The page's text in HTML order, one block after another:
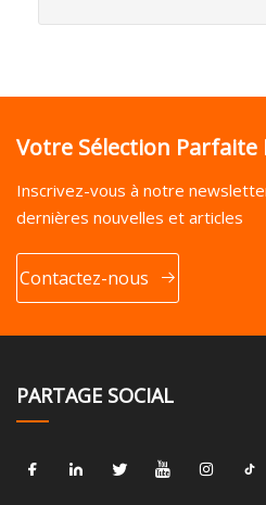
Votre Sélection Parfaite
Inscrivez-vous à notre
dernières nouvelles et articles
Contactez-nous
PARTAGE SOCIAL